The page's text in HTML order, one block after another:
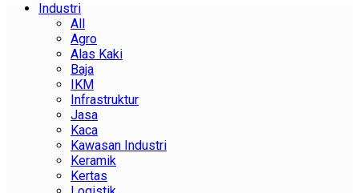
Industri
All
Agro
Alas Kaki
Baja
IKM
Infrastruktur
Jasa
Kaca
Kawasan Industri
Keramik
Kertas